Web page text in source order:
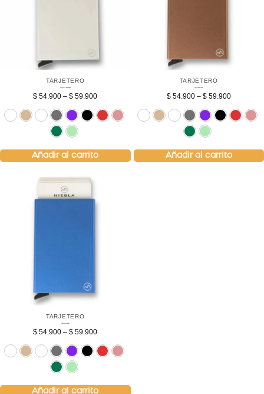
TARJETERO
$ 54.900 – $ 59.900
Sin bolsillo
BeigeBlanco
Gris MoradoNegroRojo
Rosado
Añadir al carrito
TARJETERO
$54.900 – $59.900
Sin bolsillo
BeigeBlanco
Gris
Añadir al carrito
TARJETERO
$ 54.900 – $ 59.900
Sin bolsillo
BeigeBlanco
Gris
Añadir al carrito